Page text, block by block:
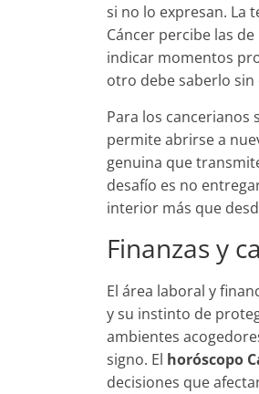
si no lo expresan. La
Cáncer percibe las
indicar momentos
otro debe saberlo sin
Para los cancerianos
permite abrirse a
genuina que
desafío es no
interior más que
Finanzas y
El área laboral y
y su instinto de
ambientes
signo. El horóscopo
decisiones que